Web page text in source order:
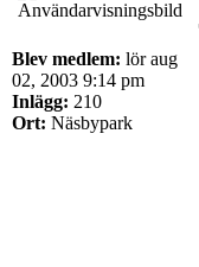
Blev medlem: lör aug
02, 2003 9:14 pm
Inlägg: 210
Ort: Näsbypark